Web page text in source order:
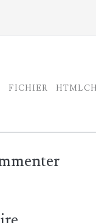
FICHIER